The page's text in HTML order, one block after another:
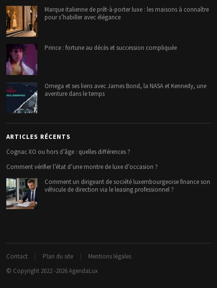
Marque italienne de prêt-à-porter luxe : les maisons à connaître
pour s’habiller avec élégance
Prince : fortune au décès et succession compliquée
Omega et ses liens avec James Bond, la NASA et Kennedy, une
aventure dans le temps
ARTICLES RÉCENTS
Cognac XO ou hors d’âge : quelles différences ?
Comment vérifier l’état d’une montre de luxe d’occasion ?
Comment un dirigeant de société luxembourgeoise finance son
véhicule de direction via le leasing professionnel ?
Contact Plan du site
Mentions légales
© Copyright 2022 -2026AgendaLux